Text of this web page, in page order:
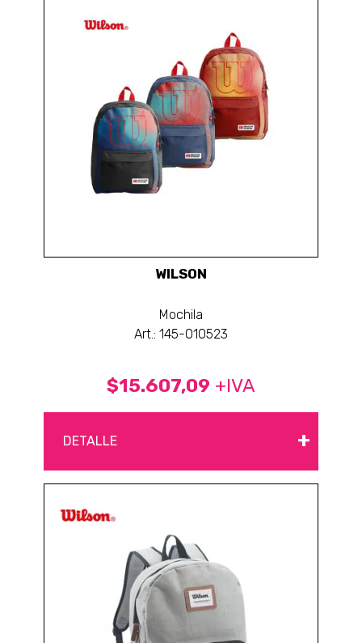
WILSON
Mochila
Art.: 145-010523
$15.607,09 +IVA
DETALLE +